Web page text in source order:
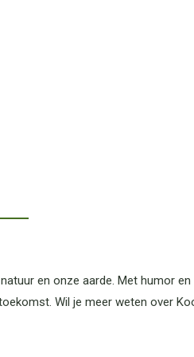
en onze aarde. Met humor en
Wil je meer weten over